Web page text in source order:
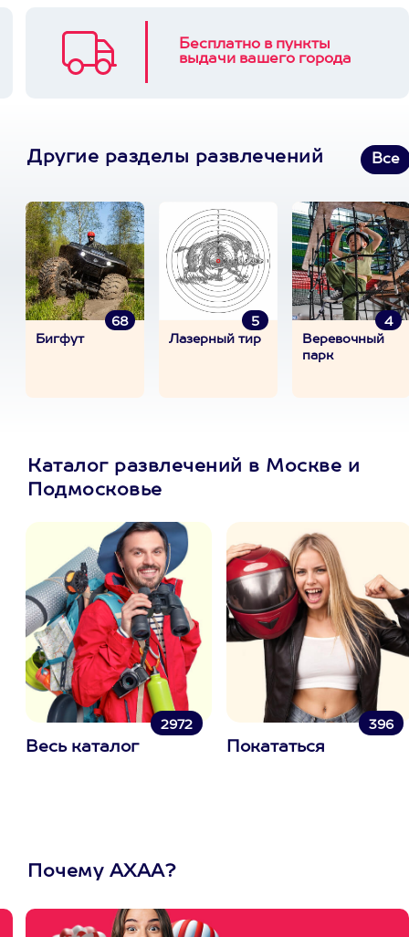
Бесплатно в пункты
выдачи вашего города
Другие разделы развлечений Все
68
Бигфут
5
Лазерный тир
4
Веревочный
парк
Каталог развлечений в Москве и
Подмосковье
2972
Весь каталог
396
Покататься
Почему АХАА?